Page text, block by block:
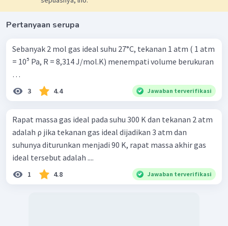
Pertanyaan serupa
Sebanyak 2 mol gas ideal suhu 27°C, tekanan 1 atm ( 1 atm
= 10⁵ Pa, R = 8,314 J/mol.K) menempati volume berukuran
…
3 4.4 Jawaban terverifikasi
Rapat massa gas ideal pada suhu 300 K dan tekanan 2 atm
adalah ρ jika tekanan gas ideal dijadikan 3 atm dan
suhunya diturunkan menjadi 90 K, rapat massa akhir gas
ideal tersebut adalah ....
1 4.8 Jawaban terverifikasi